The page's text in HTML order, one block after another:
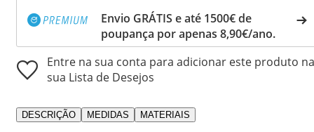
Envio GRÁTIS e até 1500€ de
poupança por apenas 8,90€/ano.
Entre na sua conta para adicionar este produto na
sua Lista de Desejos
DESCRIÇÃO MEDIDAS MATERIAIS